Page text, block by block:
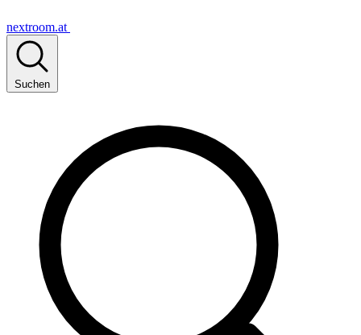
nextroom.at
Suchen